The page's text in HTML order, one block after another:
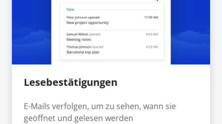
Lesebestätigungen
E-Mails verfolgen, um zu sehen, wann sie
geöffnet und gelesen werden